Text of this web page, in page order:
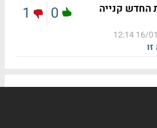
החדש קנייה
16/01/
0
1